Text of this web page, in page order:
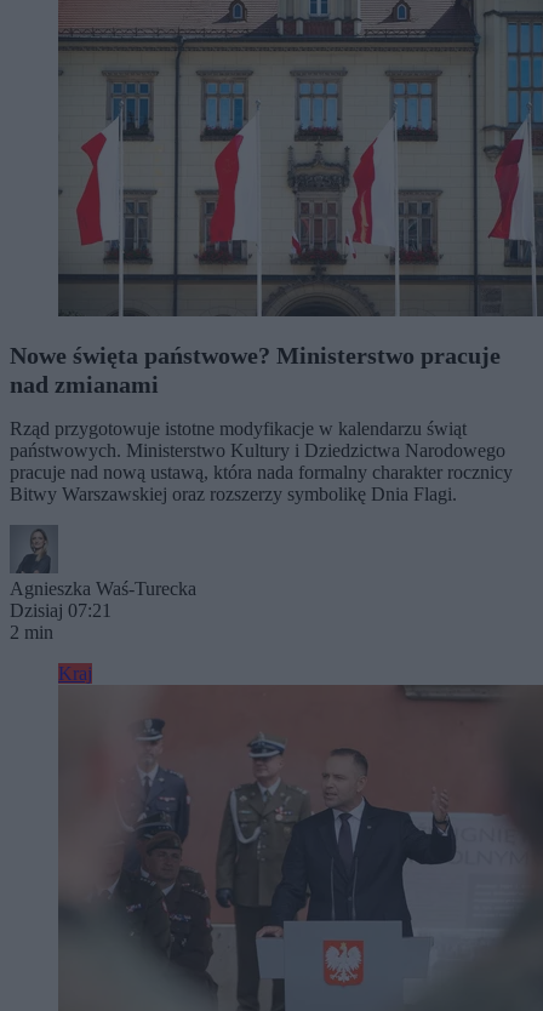
Nowe święta państwowe? Ministerstwo pracuje
nad zmianami
Rząd przygotowuje istotne modyfikacje w kalendarzu świąt
państwowych. Ministerstwo Kultury i Dziedzictwa Narodowego
pracuje nad nową ustawą, która nada formalny charakter rocznicy
Bitwy Warszawskiej oraz rozszerzy symbolikę Dnia Flagi.
Agnieszka Waś-Turecka
Dzisiaj 07:21
2 min
Kraj